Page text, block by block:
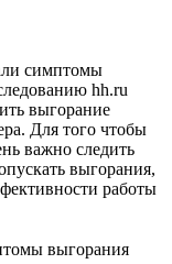
симптомы
hh.ru
выгорание
Для того чтобы
важно следить
выгорания,
работы
выгорания